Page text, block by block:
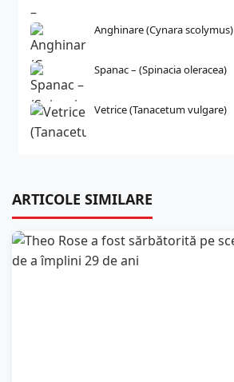
Anghinare (Cynara scolymus)
Spanac – (Spinacia oleracea)
Vetrice (Tanacetum vulgare)
ARTICOLE SIMILARE